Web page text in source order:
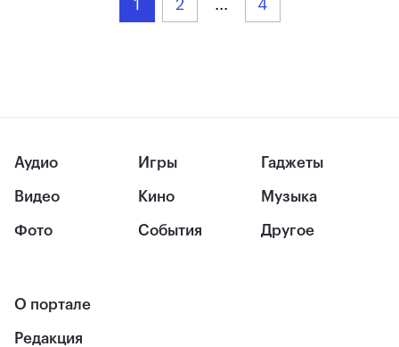
1 2 ... 4
Аудио
Видео
Фото
Игры
Кино
События
Гаджеты
Музыка
Другое
О портале
Редакция